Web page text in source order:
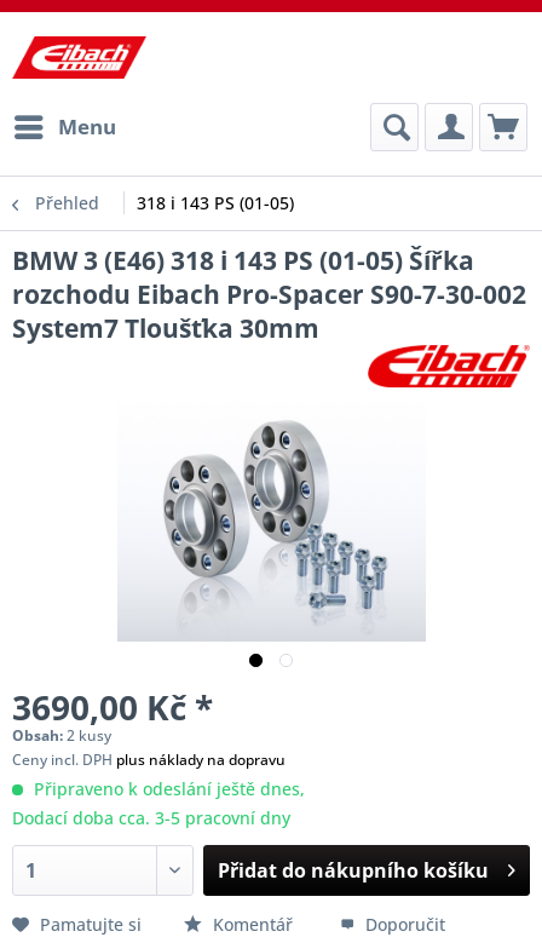
Menu
Přehled 318 i 143 PS (01-05)
BMW 3 (E46) 318 i 143 PS (01-05) Šířka
rozchodu Eibach Pro-Spacer S90-7-30-002
System7 Tloušťka 30mm
3690,00 Kč *
Obsah:2 kusy
Ceny incl. DPH plus náklady na dopravu
Připraveno k odeslání ještě dnes,
Dodací doba cca. 3-5 pracovní dny
Přidat do nákupního košíku
Pamatujte si Komentář Doporučit